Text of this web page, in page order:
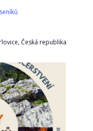
Česká republika